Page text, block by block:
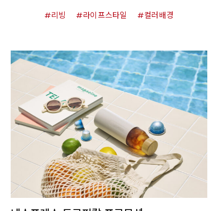
리빙 라이프스타일 컬러배경